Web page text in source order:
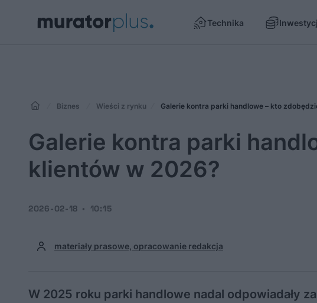
Technika
Biznes Wieści z rynku Galerie kontra parki handlowe – kto
Galerie kontra parki
klientów w 2026?
materiały prasowe, opracowanie redakcja
2026-02-18 10:15
W 2025 roku parki handlowe nadal odpowiadały